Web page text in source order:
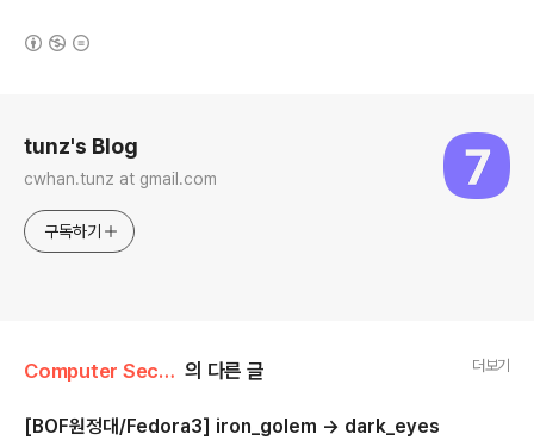
tunz's Blog
cwhan.tunz at gmail.com
구독하기
Computer Security/WarGame 의 다른 글 더보기
[BOF원정대/Fedora3] iron_golem -> dark_eyes